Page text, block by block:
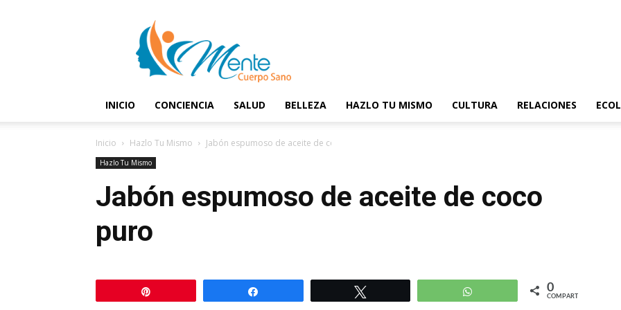
Cuerpo
Sano
INICIO CONCIENCIA SALUD BELLEZA HAZLO TU MISMO CULTURA RELACIONES
Inicio Hazlo Tu Mismo Jabón espumoso de aceite de coco puro
Hazlo Tu Mismo
Jabón espumoso de aceite de coco
puro
0
COMPARTIR